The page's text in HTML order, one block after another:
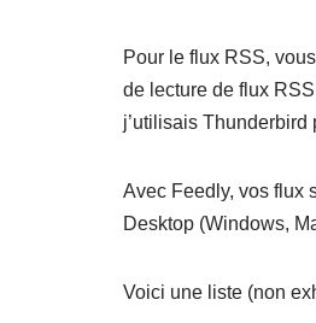
Pour le flux RSS,
de lecture de flux
j’utilisais Thunderbird
Avec Feedly, vos flux
Desktop (Windows,
Voici une liste (non